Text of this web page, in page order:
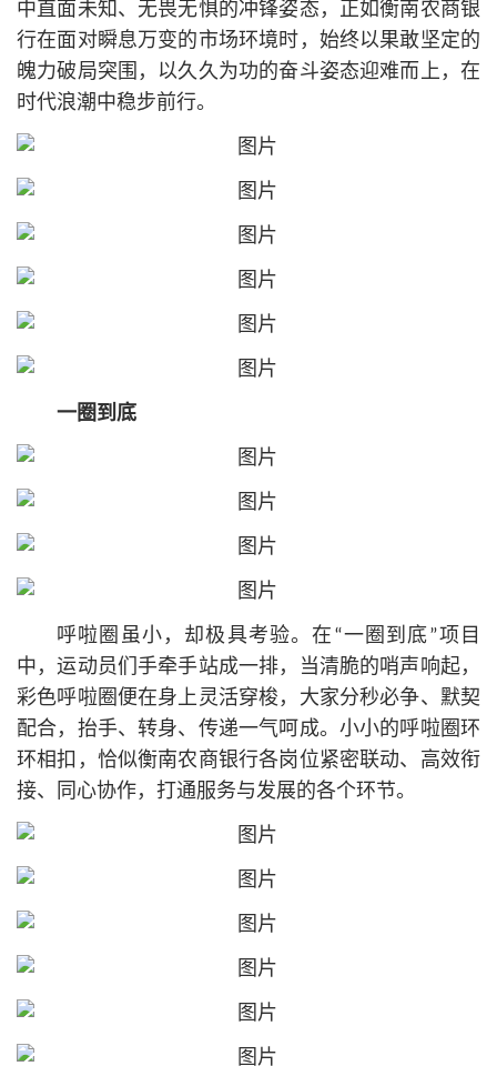
中直面未知、无畏无惧的冲锋姿态，正如衡南农商银
行在面对瞬息万变的市场环境时，始终以果敢坚定的
魄力破局突围，以久久为功的奋斗姿态迎难而上，在
时代浪潮中稳步前行。
一圈到底
呼啦圈虽小，却极具考验。在“一圈到底”项目
中，运动员们手牵手站成一排，当清脆的哨声响起，
彩色呼啦圈便在身上灵活穿梭，大家分秒必争、默契
配合，抬手、转身、传递一气呵成。小小的呼啦圈环
环相扣，恰似衡南农商银行各岗位紧密联动、高效衔
接、同心协作，打通服务与发展的各个环节。